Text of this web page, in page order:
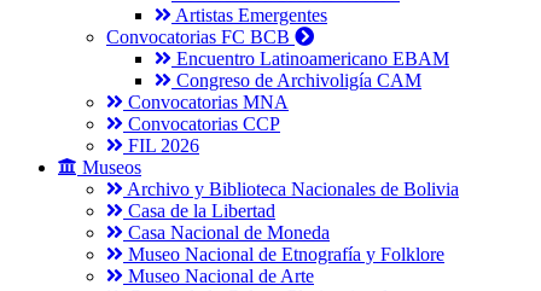
Artistas Emergentes
Convocatorias FC BCB
Encuentro Latinoamericano EBAM
Congreso de Archivoligía CAM
Convocatorias MNA
Convocatorias CCP
FIL 2026
Museos
Archivo y Biblioteca Nacionales de Bolivia
Casa de la Libertad
Casa Nacional de Moneda
Museo Nacional de Etnografía y Folklore
Museo Nacional de Arte